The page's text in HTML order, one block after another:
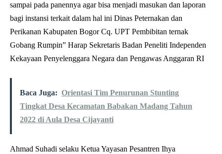
sampai pada panennya agar bisa menjadi masukan dan laporan
bagi instansi terkait dalam hal ini Dinas Peternakan dan
Perikanan Kabupaten Bogor Cq. UPT Pembibitan ternak
Gobang Rumpin” Harap Sekretaris Badan Peneliti Independen
Kekayaan Penyelenggara Negara dan Pengawas Anggaran RI
Baca Juga: Orientasi Tim Penurunan Stunting
Tingkat Desa Kecamatan Babakan Madang Tahun
2022 di Aula Desa Cijayanti
Ahmad Suhadi selaku Ketua Yayasan Pesantren Ihya